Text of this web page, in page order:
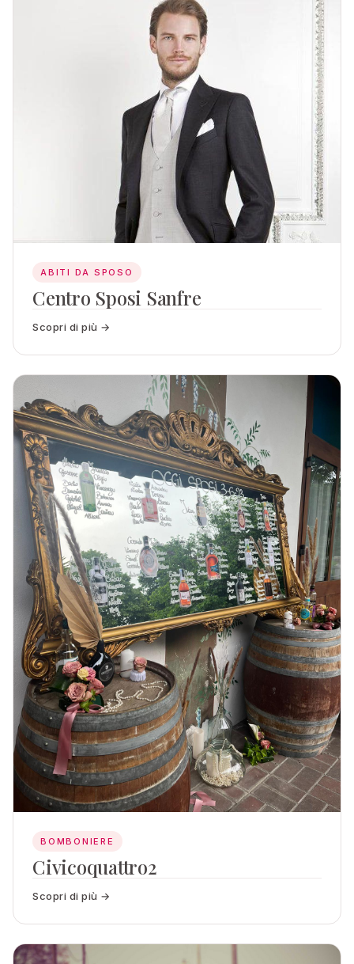
ABITI DA SPOSO
Centro Sposi Sanfre
Scopri di più →
BOMBONIERE
Civicoquattro2
Scopri di più →